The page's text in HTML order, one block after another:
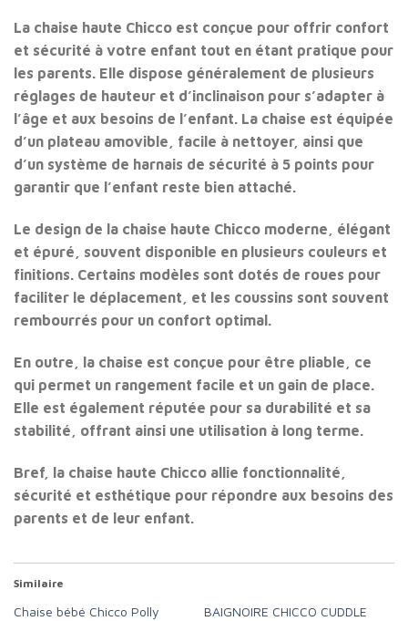
La chaise haute Chicco est conçue pour offrir confort
et sécurité à votre enfant tout en étant pratique pour
les parents. Elle dispose généralement de plusieurs
réglages de hauteur et d’inclinaison pour s’adapter à
l’âge et aux besoins de l’enfant. La chaise est équipée
d’un plateau amovible, facile à nettoyer, ainsi que
d’un système de harnais de sécurité à 5 points pour
garantir que l’enfant reste bien attaché.
Le design de la chaise haute Chicco moderne, élégant
et épuré, souvent disponible en plusieurs couleurs et
finitions. Certains modèles sont dotés de roues pour
faciliter le déplacement, et les coussins sont souvent
rembourrés pour un confort optimal.
En outre, la chaise est conçue pour être pliable, ce
qui permet un rangement facile et un gain de place.
Elle est également réputée pour sa durabilité et sa
stabilité, offrant ainsi une utilisation à long terme.
Bref, la chaise haute Chicco allie fonctionnalité,
sécurité et esthétique pour répondre aux besoins des
parents et de leur enfant.
Similaire
Chaise bébé Chicco Polly
BAIGNOIRE CHICCO CUDDLE